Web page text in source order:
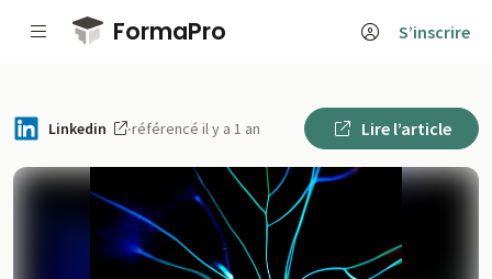
Passer au contenu principal
FormaPro S’inscrire
Linkedin ·référencé il y a 1 an Lire l’article